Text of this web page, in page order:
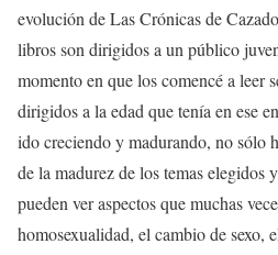
evolución de Las Crónicas de
libros son dirigidos a un público
momento en que los comencé a leer
dirigidos a la edad que tenía en ese
ido creciendo y madurando, no sólo
de la madurez de los temas elegidos
pueden ver aspectos que muchas
homosexualidad, el cambio de sexo,